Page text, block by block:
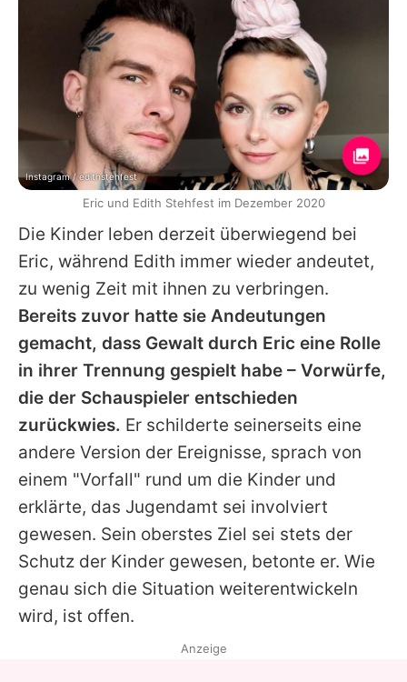
Die Kinder leben derzeit überwiegend bei
Eric, während Edith immer wieder andeutet,
zu wenig Zeit mit ihnen zu verbringen.
Bereits zuvor hatte sie Andeutungen
gemacht, dass Gewalt durch Eric eine Rolle
in ihrer Trennung gespielt habe – Vorwürfe,
die der Schauspieler entschieden
zurückwies. Er schilderte seinerseits eine
andere Version der Ereignisse, sprach von
einem "Vorfall" rund um die Kinder und
erklärte, das Jugendamt sei involviert
gewesen. Sein oberstes Ziel sei stets der
Schutz der Kinder gewesen, betonte er. Wie
genau sich die Situation weiterentwickeln
wird, ist offen.
Instagram / edithstehfest
Eric und Edith Stehfest im Dezember 2020
Anzeige